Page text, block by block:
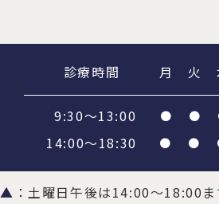
診療時間 月 火
9:30～13:00 ● ●
14:00～18:30 ● ●
▲ ：土曜日午後は14:00～18:00ま